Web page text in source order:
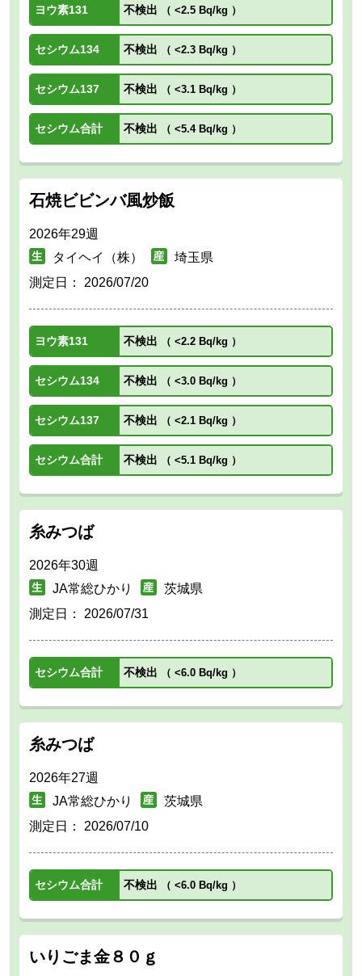
ヨウ素131 不検出 （ <2.5 Bq/kg ）
セシウム134 不検出 （ <2.3 Bq/kg ）
セシウム137 不検出 （ <3.1 Bq/kg ）
セシウム合計 不検出 （ <5.4 Bq/kg ）
石焼ビビンバ風炒飯
2026年29週
タイヘイ（株）
埼玉県
測定日： 2026/07/20
ヨウ素131 不検出 （ <2.2 Bq/kg ）
セシウム134 不検出 （ <3.0 Bq/kg ）
セシウム137 不検出 （ <2.1 Bq/kg ）
セシウム合計 不検出 （ <5.1 Bq/kg ）
糸みつば
2026年30週
JA常総ひかり
茨城県
測定日： 2026/07/31
セシウム合計 不検出 （ <6.0 Bq/kg ）
糸みつば
2026年27週
JA常総ひかり
茨城県
測定日： 2026/07/10
セシウム合計 不検出 （ <6.0 Bq/kg ）
いりごま金８０ｇ